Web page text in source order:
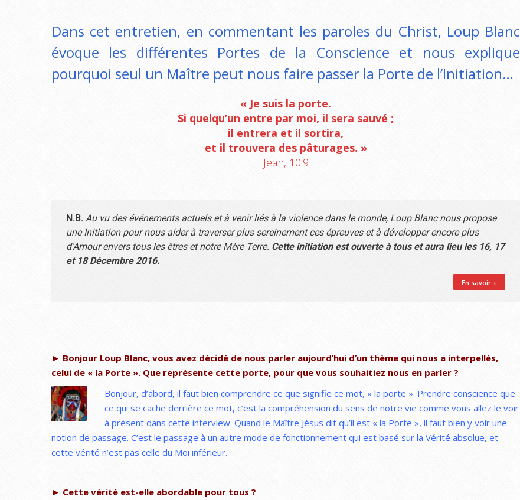
Dans cet entretien, en commentant les paroles du Christ, Loup Blanc
évoque les différentes Portes de la Conscience et nous explique
pourquoi seul un Maître peut nous faire passer la Porte de l’Initiation…
« Je suis la porte.
Si quelqu’un entre par moi, il sera sauvé ;
il entrera et il sortira,
et il trouvera des pâturages. »
Jean, 10:9
N.B. Au vu des événements actuels et à venir liés à la violence dans le monde, Loup Blanc nous propose
une Initiation pour nous aider à traverser plus sereinement ces épreuves et à développer encore plus
d’Amour envers tous les êtres et notre Mère Terre. Cette initiation est ouverte à tous et aura lieu les 16, 17
et 18 Décembre 2016.
En savoir +
► Bonjour Loup Blanc, vous avez décidé de nous parler aujourd’hui d’un thème qui nous a interpellés,
celui de « la Porte ». Que représente cette porte, pour que vous souhaitiez nous en parler ?
Bonjour, d’abord, il faut bien comprendre ce que signifie ce mot, « la porte ». Prendre conscience que
ce qui se cache derrière ce mot, c’est la compréhension du sens de notre vie comme vous allez le voir
à présent dans cette interview. Quand le Maître Jésus dit qu’il est « la Porte », il faut bien y voir une
notion de passage. C’est le passage à un autre mode de fonctionnement qui est basé sur la Vérité absolue, et
cette vérité n’est pas celle du Moi inférieur.
► Cette vérité est-elle abordable pour tous ?